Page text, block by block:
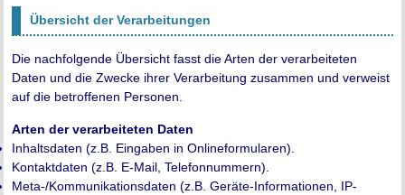
Übersicht der Verarbeitungen
Die nachfolgende Übersicht fasst die Arten der verarbeiteten
Daten und die Zwecke ihrer Verarbeitung zusammen und verweist
auf die betroffenen Personen.
Arten der verarbeiteten Daten
Inhaltsdaten (z.B. Eingaben in Onlineformularen).
Kontaktdaten (z.B. E-Mail, Telefonnummern).
Meta-/Kommunikationsdaten (z.B. Geräte-Informationen, IP-